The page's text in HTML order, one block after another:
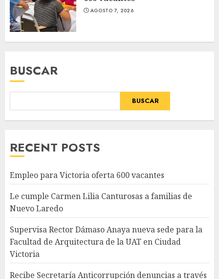
AGOSTO 7, 2026
BUSCAR
BUSCAR
RECENT POSTS
Empleo para Victoria oferta 600 vacantes
Le cumple Carmen Lilia Canturosas a familias de
Nuevo Laredo
Supervisa Rector Dámaso Anaya nueva sede para la
Facultad de Arquitectura de la UAT en Ciudad
Victoria
Recibe Secretaría Anticorrupción denuncias a través